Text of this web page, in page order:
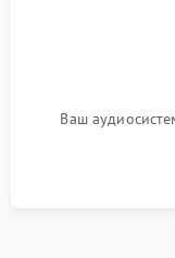
Ваш